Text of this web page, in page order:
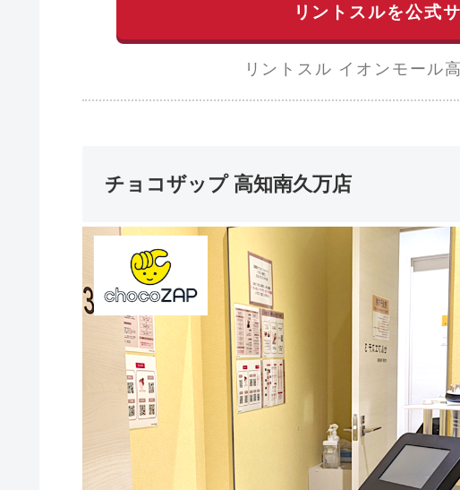
リントスルを公式
リントスル イオンモール
チョコザップ 高知南久万店